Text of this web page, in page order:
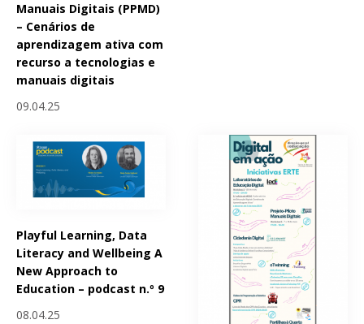
Manuais Digitais (PPMD)
– Cenários de
aprendizagem ativa com
recurso a tecnologias e
manuais digitais
09.04.25
Playful Learning, Data
Literacy and Wellbeing A
New Approach to
Education – podcast n.º 9
08.04.25